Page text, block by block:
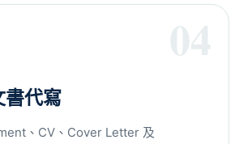
書代寫
、CV、Cover Letter 及